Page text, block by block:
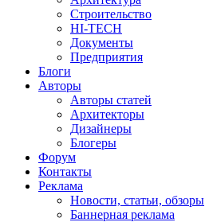
Строительство
HI-TECH
Документы
Предприятия
Блоги
Авторы
Авторы статей
Архитекторы
Дизайнеры
Блогеры
Форум
Контакты
Реклама
Новости, статьи, обзоры
Баннерная реклама